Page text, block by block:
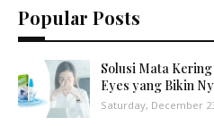
Popular Posts
Solusi Mata
Eyes yang Bikin
Saturday, December